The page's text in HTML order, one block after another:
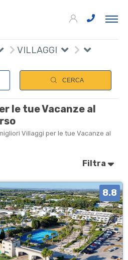
VILLAGGI
CERCA
le tue Vacanze al
Villaggi per le tue Vacanze al
Filtra
8.8